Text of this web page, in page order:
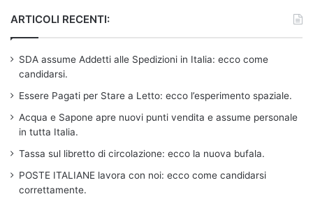
ARTICOLI RECENTI:
SDA assume Addetti alle Spedizioni in Italia: ecco come
candidarsi.
Essere Pagati per Stare a Letto: ecco l’esperimento spaziale.
Acqua e Sapone apre nuovi punti vendita e assume personale
in tutta Italia.
Tassa sul libretto di circolazione: ecco la nuova bufala.
POSTE ITALIANE lavora con noi: ecco come candidarsi
correttamente.